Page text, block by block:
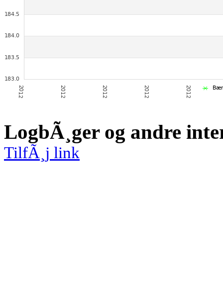
LogbÃ¸ger og andre
TilfÃ¸j link